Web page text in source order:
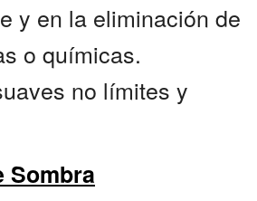
y en la eliminación de
o químicas.
no límites y
Sombra